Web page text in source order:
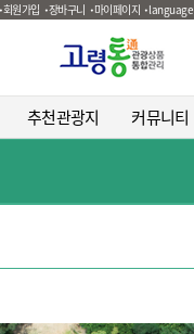
회원가입 장바구니 마이페이지 language
추천관광지 커뮤니티